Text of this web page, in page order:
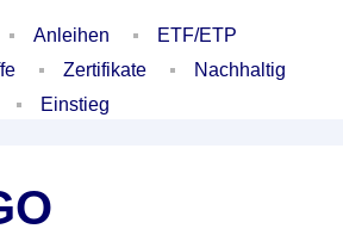
Anleihen
ETF/ETP
Zertifikate
Nachhaltig
Einstieg